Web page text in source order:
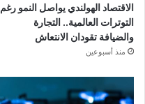
الاقتصاد الهولندي يواصل النمو رغم
التوترات العالمية.. التجارة
والضيافة تقودان الانتعاش
منذ أسبوعين